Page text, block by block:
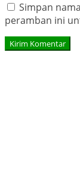
Simpan
peramban ini